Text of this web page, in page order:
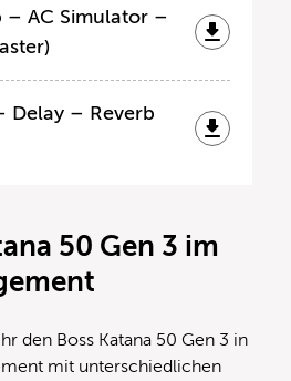
– AC Simulator –
Delay – Reverb
50 Gen 3 im
den Boss Katana 50 Gen 3 in
mit unterschiedlichen